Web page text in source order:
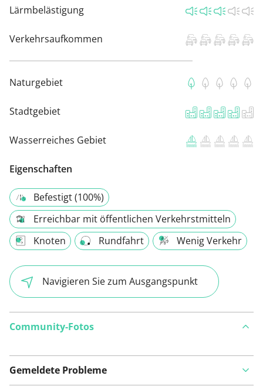
Lärmbelästigung
Verkehrsaufkommen
Naturgebiet
Stadtgebiet
Wasserreiches Gebiet
Eigenschaften
Befestigt (100%)
Erreichbar mit öffentlichen Verkehrstmitteln
Knoten
Rundfahrt Wenig Verkehr
Navigieren Sie zum Ausgangspunkt
Community-Fotos
Gemeldete Probleme